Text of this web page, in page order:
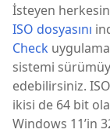
İsteyen
ISO dosyasını
Check
sistemi
edebilirsiniz.
ikisi de 64 bit
Windows 11’in